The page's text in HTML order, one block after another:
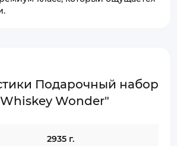
Подарочный набор
Wonder"
2935 г.